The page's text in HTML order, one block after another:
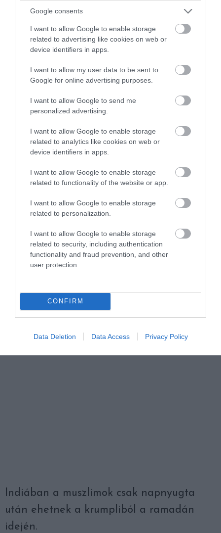
Google consents
I want to allow Google to enable storage
related to advertising like cookies on web or
device identifiers in apps.
I want to allow my user data to be sent to
Google for online advertising purposes.
I want to allow Google to send me
personalized advertising.
I want to allow Google to enable storage
related to analytics like cookies on web or
device identifiers in apps.
I want to allow Google to enable storage
related to functionality of the website or app.
I want to allow Google to enable storage
related to personalization.
I want to allow Google to enable storage
related to security, including authentication
functionality and fraud prevention, and other
user protection.
CONFIRM
Data Deletion Data Access Privacy Policy
Rio de Janeiroban a mogyoróárus a
híreket is szemmel tartja.
Indiában a muszlimok csak napnyugta
után ehetnek a krumpliból a ramadán
idején.